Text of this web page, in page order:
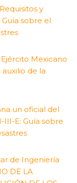
y
sobre el
Mexicano
de la
un oficial del
III-E: Guía sobre
de Ingeniería
DE LA